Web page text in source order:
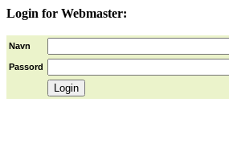
Login for Webmaster:
Navn
Passord